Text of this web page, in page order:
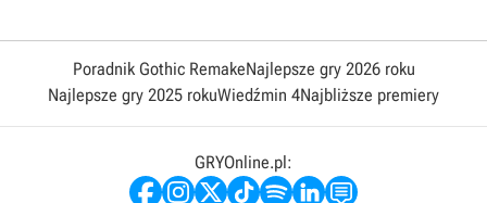
Poradnik Gothic RemakeNajlepsze gry 2026 roku
Najlepsze gry 2025 rokuWiedźmin 4Najbliższe premiery
GRYOnline.pl: